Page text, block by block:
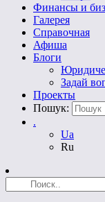
Финансы и
Галерея
Справочная
Афиша
Блоги
Задай
Проекты
Пошук:
.
Ua
Ru